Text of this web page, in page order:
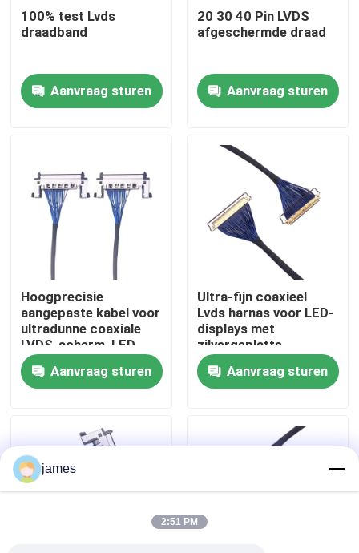
Thuis
Over ons
Fabrieksreis
Kwaliteitscontrole
Contacteer ons
nieuws
Draadboom
op maat gemaakte kabelsamenstelling
100% test Lvds
draadband
Aanvraag sturen
20 30 40 Pin LVDS
afgeschermde draad
Aanvraag sturen
Hoogprecisie
aangepaste kabel voor
ultradunne coaxiale
LVDS-scherm, LED-
scherm verzilverde
draadoplossingen
Aanvraag sturen
Ultra-fijn coaxieel
Lvds harnas voor LED-
displays met
zilvergeplatte
vergrendeling,
betrouwbare
producenten van
Aanvraag sturen
james
2:51 PM